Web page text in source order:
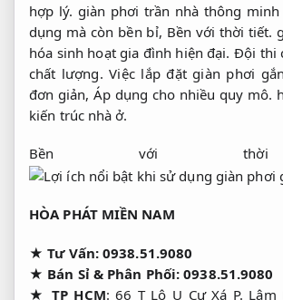
hợp lý. giàn phơi trần nhà thông
dụng mà còn bền bỉ, Bền với thời tiết.
hóa sinh hoạt gia đình hiện đại. Đội thi
chất lượng. Việc lắp đặt giàn phơi
đơn giản,Áp dụng cho nhiều quy mô.
kiến trúc nhà ở.
Bền với
HÒA PHÁT MIỀN NAM
★Tư Vấn: 0938.51.9080
★ Bán Sỉ & Phân Phối: 0938.51.9080
★ TP HCM: 66 T Lô U Cư Xá P. Lâm